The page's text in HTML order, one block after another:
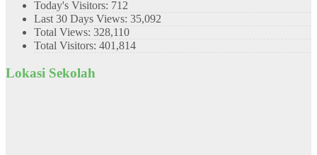
Today's Visitors: 712
Last 30 Days Views: 35,092
Total Views: 328,110
Total Visitors: 401,814
Lokasi Sekolah